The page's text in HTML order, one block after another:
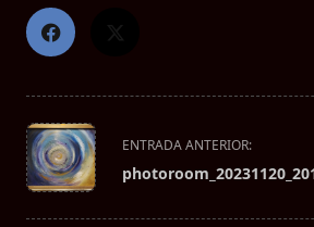
<span
class="nav-
subtitle
screen-
ENTRADA ANTERIOR: